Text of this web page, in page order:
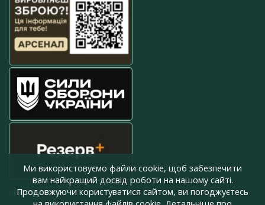
press@armyinform.com.ua
Ми використовуємо файли cookie, щоб забезпечити
вам найкращий досвід роботи на нашому сайті.
Продовжуючи користуватися сайтом, ви погоджуєтесь